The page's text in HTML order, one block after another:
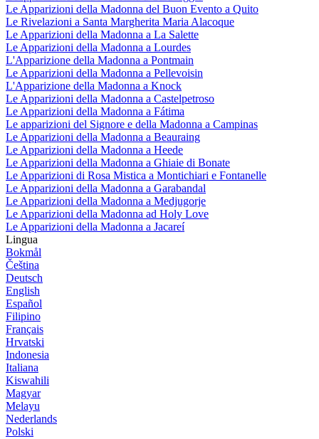
Le Apparizioni della Madonna del Buon Evento a Quito
Le Rivelazioni a Santa Margherita Maria Alacoque
Le Apparizioni della Madonna a La Salette
Le Apparizioni della Madonna a Lourdes
L'Apparizione della Madonna a Pontmain
Le Apparizioni della Madonna a Pellevoisin
L'Apparizione della Madonna a Knock
Le Apparizioni della Madonna a Castelpetroso
Le Apparizioni della Madonna a Fátima
Le apparizioni del Signore e della Madonna a Campinas
Le Apparizioni della Madonna a Beauraing
Le Apparizioni della Madonna a Heede
Le Apparizioni della Madonna a Ghiaie di Bonate
Le Apparizioni di Rosa Mistica a Montichiari e Fontanelle
Le Apparizioni della Madonna a Garabandal
Le Apparizioni della Madonna a Medjugorje
Le Apparizioni della Madonna ad Holy Love
Le Apparizioni della Madonna a Jacareí
Lingua
Bokmål
Čeština
Deutsch
English
Español
Filipino
Français
Hrvatski
Indonesia
Italiana
Kiswahili
Magyar
Melayu
Nederlands
Polski